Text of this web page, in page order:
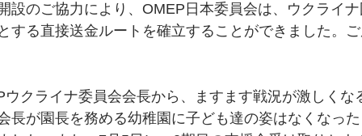
設のご協力により、OMEP日本委員会は、ウクライ
する直接送金ルートを確立することができました。
ウクライナ委員会会長から、ますます戦況が激しくな
長が園長を務める幼稚園に子ども達の姿はなくなっ